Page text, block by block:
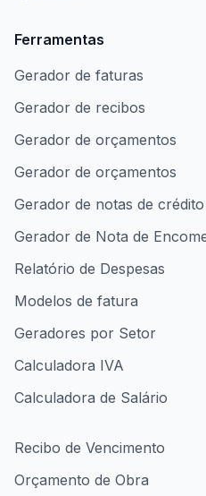
Ferramentas
Gerador de faturas
Gerador de recibos
Gerador de orçamentos
Gerador de orçamentos
Gerador de notas de crédito
Gerador de Nota de
Relatório de Despesas
Modelos de fatura
Geradores por Setor
Calculadora IVA
Calculadora de Salário
Recibo de Vencimento
Orçamento de Obra